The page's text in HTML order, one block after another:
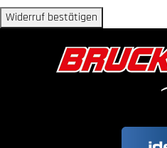
Widerruf bestätigen